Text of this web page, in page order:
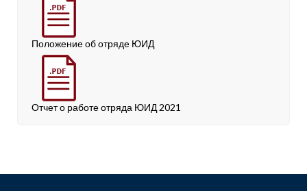
Положение об отряде ЮИД
Отчет о работе отряда ЮИД 2021